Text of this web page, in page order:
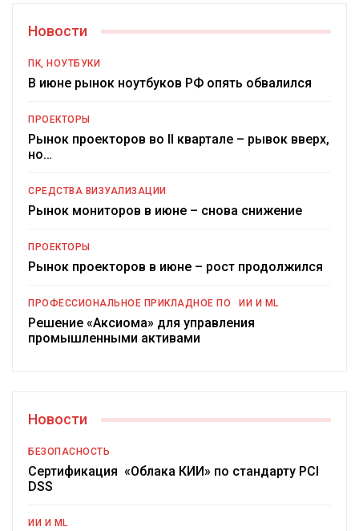
Новости
ПК, НОУТБУКИ
В июне рынок ноутбуков РФ опять обвалился
ПРОЕКТОРЫ
Рынок проекторов во II квартале – рывок вверх,
но…
СРЕДСТВА ВИЗУАЛИЗАЦИИ
Рынок мониторов в июне – снова снижение
ПРОЕКТОРЫ
Рынок проекторов в июне – рост продолжился
ПРОФЕССИОНАЛЬНОЕ ПРИКЛАДНОЕ ПО ИИ И ML
Решение «Аксиома» для управления
промышленными активами
Новости
БЕЗОПАСНОСТЬ
Сертификация «Облака КИИ» по стандарту PCI
DSS
ИИ И ML